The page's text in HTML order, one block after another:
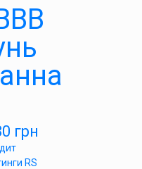
грн
RS